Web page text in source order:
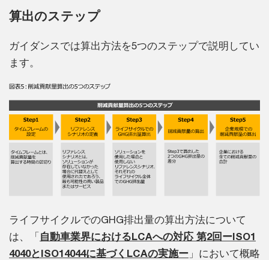
算出のステップ
ガイダンスでは算出方法を5つのステップで説明してい
ます。
ライフサイクルでのGHG排出量の算出方法について
は、「自動車業界におけるLCAへの対応 第2回ーISO1
4040とISO14044に基づくLCAの実施ー 」において概略